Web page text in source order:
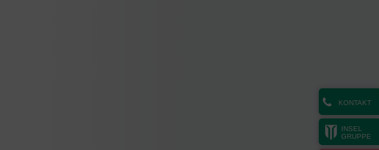
KONTAKT
INSEL
GRUPPE